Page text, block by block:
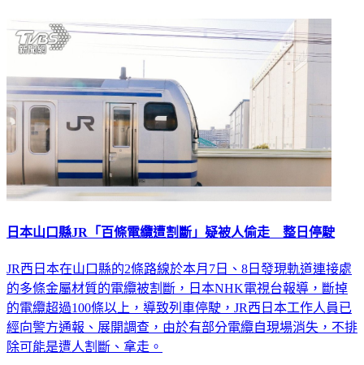
日本山口縣JR「百條電纜遭割斷」疑被人偷走 整日停駛
JR西日本在山口縣的2條路線於本月7日、8日發現軌道連接處
的多條金屬材質的電纜被割斷，日本NHK電視台報導，斷掉
的電纜超過100條以上，導致列車停駛，JR西日本工作人員已
經向警方通報、展開調查，由於有部分電纜自現場消失，不排
除可能是遭人割斷、拿走。